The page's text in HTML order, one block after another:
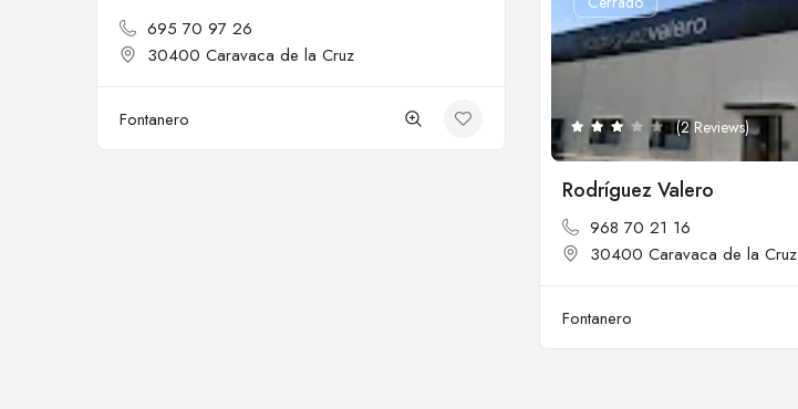
695 70 97 26
30400 Caravaca de la Cruz
Fontanero (2 Reviews)
Rodríguez Valero
968 70 21 16
30400 Caravaca de la Cruz
Fontanero